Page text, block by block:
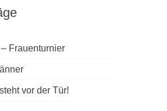
Frauenturnier
vor der Tür!